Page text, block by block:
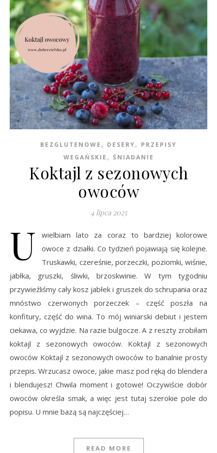
BEZGLUTENOWE , DESERY, PRZEPISY
WEGAŃSKIE , ŚNIADANIE
Koktajl z sezonowych
owoców
4 lipca 2025
U
wielbiam lato za coraz to bardziej kolorowe
owoce z działki. Co tydzień pojawiają się kolejne.
Truskawki, czereśnie, porzeczki, poziomki, wiśnie,
jabłka, gruszki, śliwki, brzoskwinie. W tym tygodniu
przywieźliśmy cały kosz jabłek i gruszek do schrupania oraz
mnóstwo czerwonych porzeczek – część poszła na
konfitury, część do wina. To mój winiarski debiut i jestem
ciekawa, co wyjdzie. Na razie bulgocze. A z reszty zrobiłam
koktajl z sezonowych owoców. Koktajl z sezonowych
owoców Koktajl z sezonowych owoców to banalnie prosty
przepis. Wrzucasz owoce, jakie masz pod ręką do blendera
i blendujesz! Chwila moment i gotowe! Oczywiście dobór
owoców określa smak, a więc jest tutaj szerokie pole do
popisu. U mnie bazą są najczęściej…
READ MORE